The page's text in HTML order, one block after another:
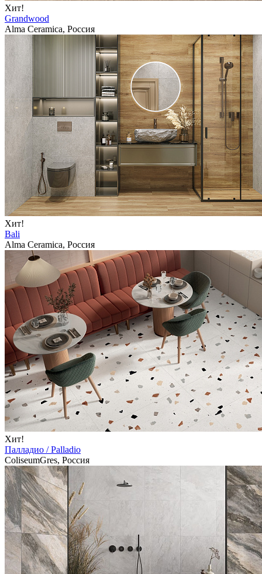
Хит!
Grandwood
Alma Ceramica, Россия
Хит!
Bali
Alma Ceramica, Россия
Хит!
Палладио / Palladio
ColiseumGres, Россия